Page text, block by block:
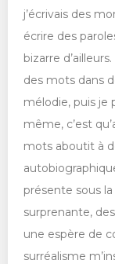
j’écrivais des
écrire des
bizarre
des mots dans
mélodie, puis je
même, c’est
mots aboutit à
présente sous
surprenante,
une espère de
surréalisme